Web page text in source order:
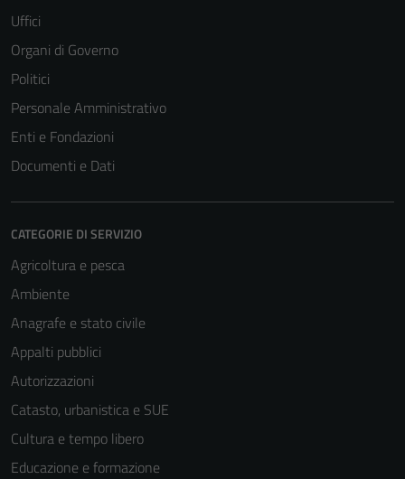
Uffici
Organi di Governo
Politici
Personale Amministrativo
Enti e Fondazioni
Documenti e Dati
CATEGORIE DI SERVIZIO
Agricoltura e pesca
Ambiente
Anagrafe e stato civile
Appalti pubblici
Autorizzazioni
Catasto, urbanistica e SUE
Cultura e tempo libero
Educazione e formazione
personali.